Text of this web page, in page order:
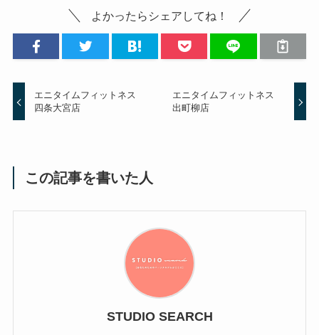
よかったらシェアしてね！
エニタイムフィットネス
四条大宮店
エニタイムフィットネス
出町柳店
この記事を書いた人
STUDIO SEARCH